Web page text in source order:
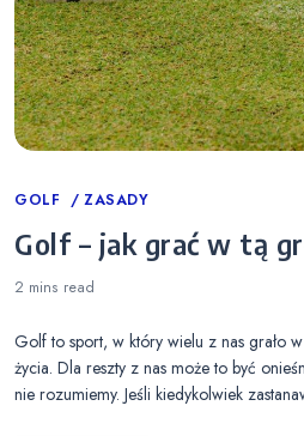
Categories
GOLF ZASADY
Golf – jak grać w tą
2 mins read
Golf to sport, w który wielu z nas grało
życia. Dla reszty z nas może to być
nie rozumiemy. Jeśli kiedykolwiek